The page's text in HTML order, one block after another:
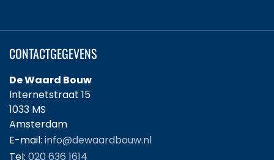
CONTACTGEGEVENS
De Waard Bouw
Internetstraat 15
1033 MS
Amsterdam
E-mail: info@dewaardbouw.nl
Tel: 020 636 1614